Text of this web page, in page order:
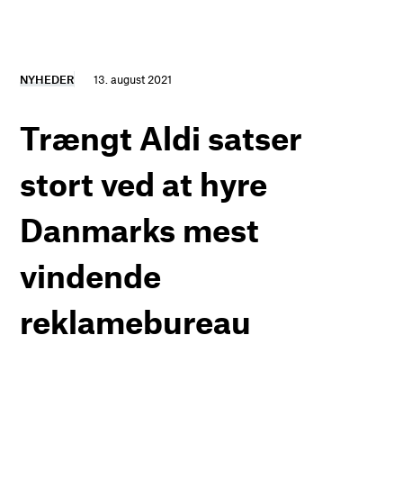
NYHEDER 13. august 2021
Trængt Aldi satser
stort ved at hyre
Danmarks mest
vindende
reklamebureau